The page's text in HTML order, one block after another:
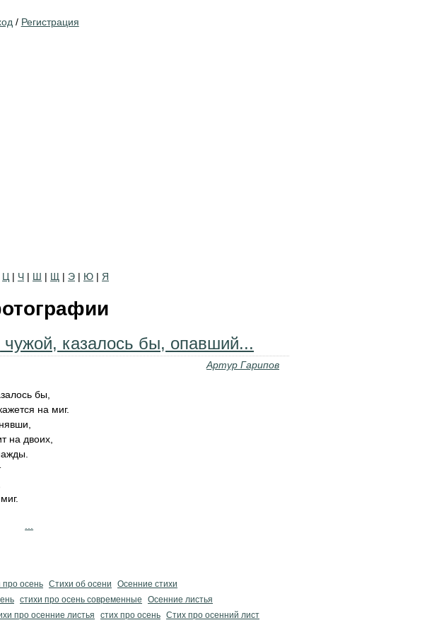
/ Регистрация
Ц | Ч | Ш | Щ | Э | Ю | Я
чужой, казалось бы, опавший...
Артур Гарипов
бы,
на миг.
на двоих,
про осень Стихи об осени
Осенние стихи
стихи про осень современные
Осенние листья
про осенние листья стих про осень Стих про осенний лист